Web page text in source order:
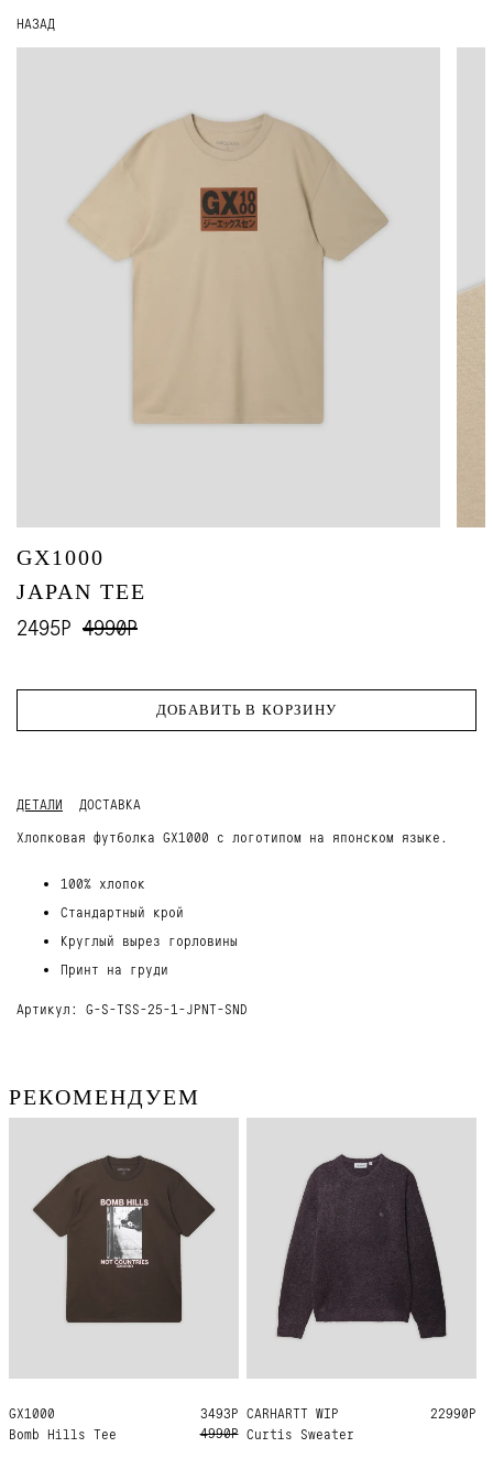
НАЗАД
GX1000
JAPAN TEE
2495Р 4990Р
ДОБАВИТЬ В КОРЗИНУ
ДЕТАЛИ
ДОСТАВКА
Хлопковая футболка GX1000 с логотипом на японском языке.
100% хлопок
Стандартный крой
Круглый вырез горловины
Принт на груди
Артикул: G-S-TSS-25-1-JPNT-SND
РЕКОМЕНДУЕМ
GX1000
Bomb Hills Tee
M
3493Р
4990Р
CARHARTT WIP
Curtis Sweater
M L XL 22990Р